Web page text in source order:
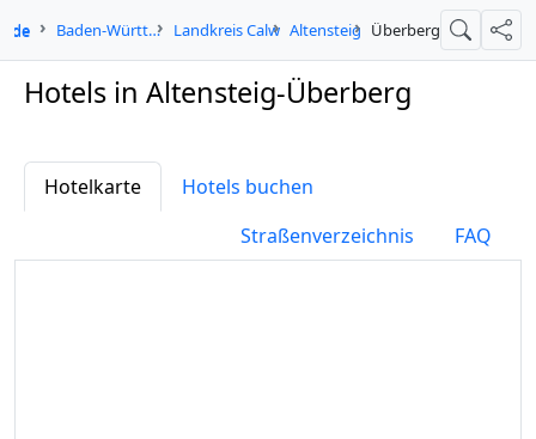
Baden-Württemberg Landkreis Calw Altensteig Überberg Suche
Hotels in Altensteig-Überberg
Hotelkarte
Hotels buchen
Straßenverzeichnis
FAQ